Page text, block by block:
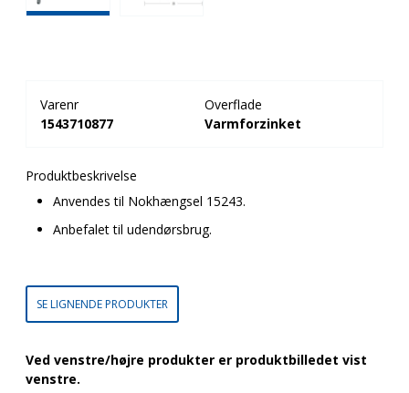
Varenr
1543710877
Overflade
Varmforzinket
Produktbeskrivelse
Anvendes til Nokhængsel 15243.
Anbefalet til udendørsbrug.
SE LIGNENDE PRODUKTER
Ved venstre/højre produkter er produktbilledet vist
venstre.